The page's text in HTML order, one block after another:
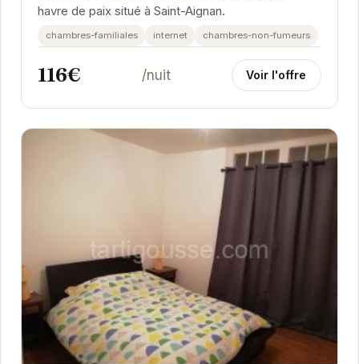
havre de paix situé à Saint-Aignan.
chambres-familiales internet chambres-non-fumeurs
116€ /nuit Voir l'offre